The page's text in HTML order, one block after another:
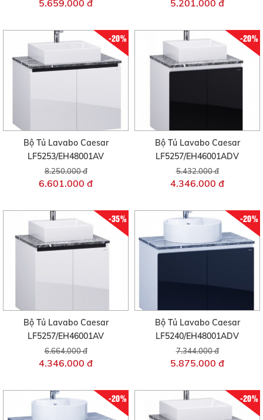
5.659.000 đ 5.201.000 đ
-20%
Bộ Tủ Lavabo Caesar
LF5253/EH48001AV
8.250.000 đ
6.601.000 đ
-20%
Bộ Tủ Lavabo Caesar
LF5257/EH46001ADV
5.432.000 đ
4.346.000 đ
-35%
Bộ Tủ Lavabo Caesar
LF5257/EH46001AV
6.664.000 đ
4.346.000 đ
-20%
Bộ Tủ Lavabo Caesar
LF5240/EH48001ADV
7.344.000 đ
5.875.000 đ
-20% -20%